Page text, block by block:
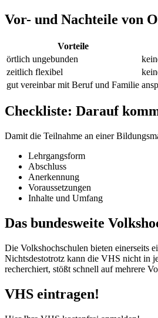
Vor- und Nachteile von
Vorteile
örtlich ungebunden
zeitlich flexibel
gut vereinbar mit Beruf und Familie
Checkliste: Darauf
Damit die Teilnahme an einer
Lehrgangsform
Abschluss
Anerkennung
Voraussetzungen
Inhalte und Umfang
Das bundesweite
Die Volkshochschulen bieten einerseits
Nichtsdestotrotz kann die VHS nicht in
recherchiert, stößt schnell auf mehrere
VHS eintragen!